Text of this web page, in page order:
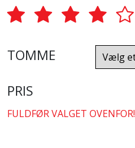
TOMME
PRIS
FULDFØR VALGET OVENFOR!